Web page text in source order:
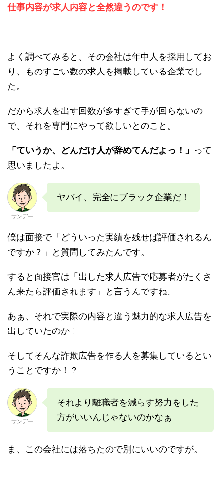
仕事内容が求人内容と全然違うのです！
よく調べてみると、その会社は年中人を採用してお
り、ものすごい数の求人を掲載している企業でし
た。
だから求人を出す回数が多すぎて手が回らないの
で、それを専門にやって欲しいとのこと。
「ていうか、どんだけ人が辞めてんだよっ！」 って
思いましたよ。
サンデー
ヤバイ、完全にブラック企業だ！
僕は面接で「どういった実績を残せば評価されるん
ですか？」と質問してみたんです。
すると面接官は「出した求人広告で応募者がたくさ
ん来たら評価されます」と言うんですね。
あぁ、それで実際の内容と違う魅力的な求人広告を
出していたのか！
そしてそんな詐欺広告を作る人を募集しているとい
うことですか！？
サンデー
それより離職者を減らす努力をした
方がいいんじゃないのかなぁ
ま、この会社には落ちたので別にいいのですが。